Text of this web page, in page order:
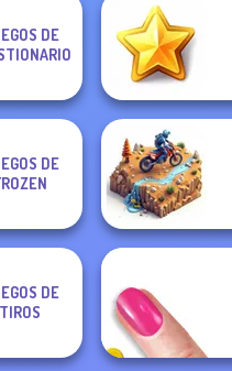
DE
DE
DE
TIROS